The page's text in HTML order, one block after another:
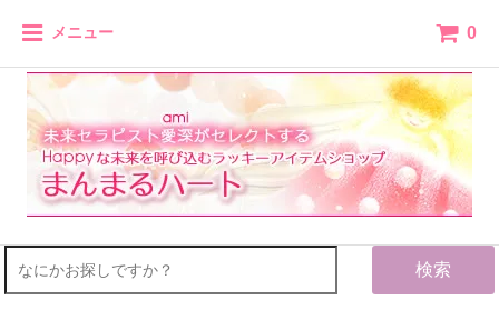
メニュー 0
検索